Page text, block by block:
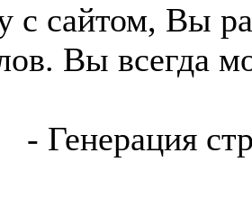
с сайтом, Вы
Вы всегда
- Генерация